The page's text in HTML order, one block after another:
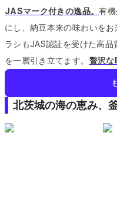
JASマーク付きの逸品。有
にし、納豆本来の味わいを
ラシもJAS認証を受けた高
を一層引き立てます。 贅沢な
北茨城の海の恵み、